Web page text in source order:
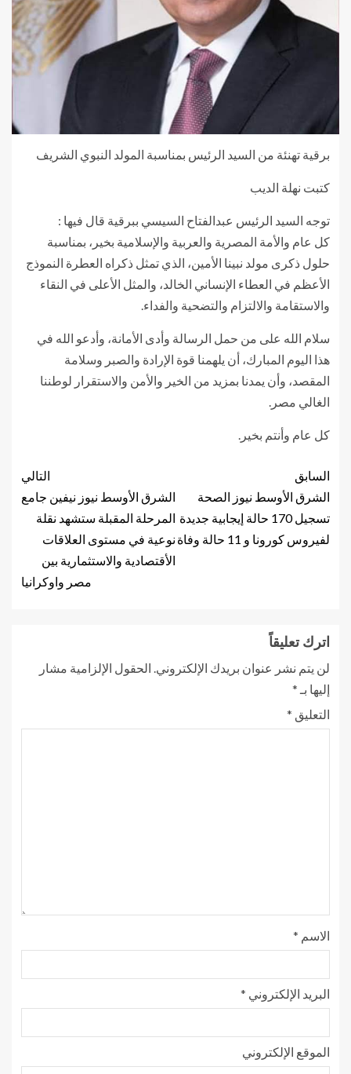
برقية تهنئة من السيد الرئيس بمناسبة المولد النبوي الشريف
كتبت نهلة الديب
توجه السيد الرئيس عبدالفتاح السيسي ببرقية قال فيها :
كل عام والأمة المصرية والعربية والإسلامية بخير، بمناسبة
حلول ذكرى مولد نبينا الأمين، الذي تمثل ذكراه العطرة النموذج
الأعظم في العطاء الإنساني الخالد، والمثل الأعلى في النقاء
والاستقامة والالتزام والتضحية والفداء.
سلام الله على من حمل الرسالة وأدى الأمانة، وأدعو الله في
هذا اليوم المبارك، أن يلهمنا قوة الإرادة والصبر وسلامة
المقصد، وأن يمدنا بمزيد من الخير والأمن والاستقرار لوطننا
الغالي مصر.
كل عام وأنتم بخير.
السابق
الشرق الأوسط نيوز الصحة
تسجيل 170 حالة إيجابية جديدة
لفيروس كورونا و 11 حالة وفاة
التالي
الشرق الأوسط نيوز نيفين جامع
المرحلة المقبلة ستشهد نقلة
نوعية في مستوى العلاقات
الأقتصادية والاستثمارية بين
مصر واوكرانيا
اترك تعليقاً
لن يتم نشر عنوان بريدك الإلكتروني. الحقول الإلزامية مشار
إليها بـ *
التعليق *
الاسم *
البريد الإلكتروني *
الموقع الإلكتروني